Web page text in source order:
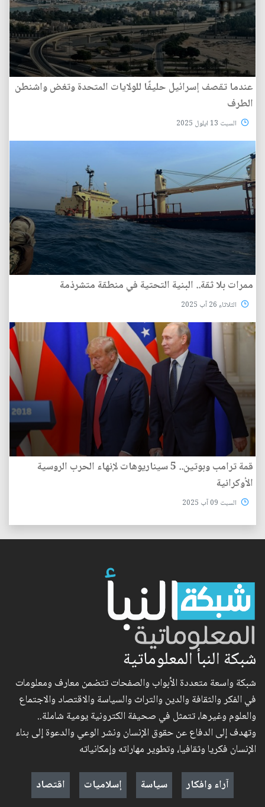
عندما تقصف إسرائيل حليفًا للولايات المتحدة وتغض واشنطن
الطرف
السبت 13 ايلول 2025
ممرات بلا ثقة.. البنية التحتية في منطقة متشرذمة
الثلاثاء 26 آب 2025
قمة ترامب وبوتين.. 5 سيناريوهات لإنهاء الحرب الروسية
الأوكرانية
السبت 09 آب 2025
شبكة النبأ المعلوماتية
شبكة واسعة متعددة الأبواب والصفحات تتضمن معارف ومعلومات
في الفكر والثقافة والدين والتراث والسياسة والاقتصاد والاجتماع
والعلوم وغيرها، تتمثل في صحيفة الكترونية يومية شاملة..
وتهدف إلى الدفاع عن حقوق الإنسان ونشر الوعي والدعوة إلى بناء
الإنسان فكريا وثقافيا، وتطوير مهاراته وإمكانياته
آراء وافكار
سياسة إسلاميات اقتصاد